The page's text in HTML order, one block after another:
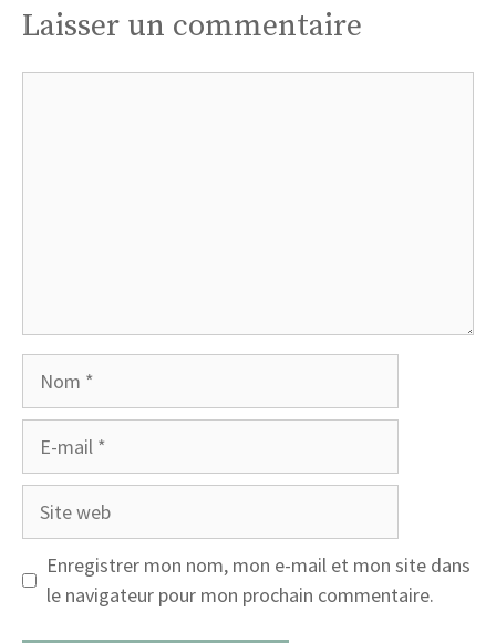
Laisser un commentaire
Site
Enregistrer mon nom, mon e-mail et mon site dans
le navigateur pour mon prochain commentaire.